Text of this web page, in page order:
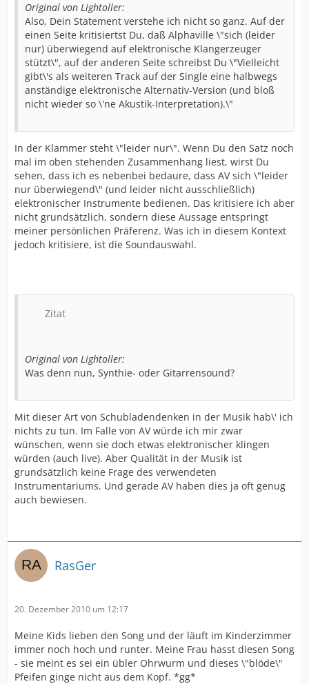
Original von Lightoller:
Also, Dein Statement verstehe ich nicht so ganz. Auf der
einen Seite kritisiertst Du, daß Alphaville \"sich (leider
nur) überwiegend auf elektronische Klangerzeuger
stützt\", auf der anderen Seite schreibst Du \"Vielleicht
gibt\'s als weiteren Track auf der Single eine halbwegs
anständige elektronische Alternativ-Version (und bloß
nicht wieder so \'ne Akustik-Interpretation).\"
In der Klammer steht \"leider nur\". Wenn Du den Satz noch
mal im oben stehenden Zusammenhang liest, wirst Du
sehen, dass ich es nebenbei bedaure, dass AV sich \"leider
nur überwiegend\" (und leider nicht ausschließlich)
elektronischer Instrumente bedienen. Das kritisiere ich aber
nicht grundsätzlich, sondern diese Aussage entspringt
meiner persönlichen Präferenz. Was ich in diesem Kontext
jedoch kritisiere, ist die Soundauswahl.
Zitat
Original von Lightoller:
Was denn nun, Synthie- oder Gitarrensound?
Mit dieser Art von Schubladendenken in der Musik hab\' ich
nichts zu tun. Im Falle von AV würde ich mir zwar
wünschen, wenn sie doch etwas elektronischer klingen
würden (auch live). Aber Qualität in der Musik ist
grundsätzlich keine Frage des verwendeten
Instrumentariums. Und gerade AV haben dies ja oft genug
auch bewiesen.
RasGer
20. Dezember 2010 um 12:17
Meine Kids lieben den Song und der läuft im Kinderzimmer
immer noch hoch und runter. Meine Frau hasst diesen Song
- sie meint es sei ein übler Ohrwurm und dieses \"blöde\"
Pfeifen ginge nicht aus dem Kopf. *gg*